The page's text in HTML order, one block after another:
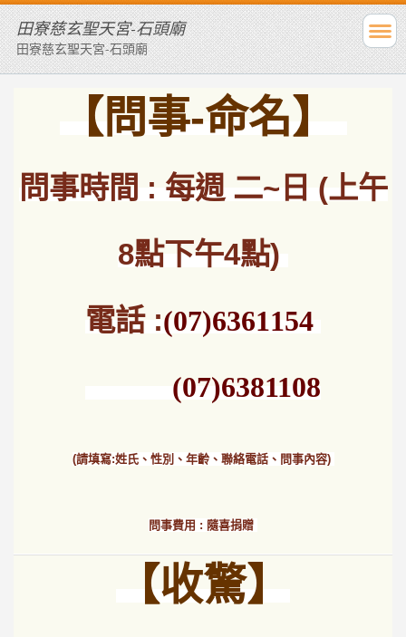
田寮慈玄聖天宮-石頭廟
田寮慈玄聖天宮-石頭廟
【問事-命名】
問事時間 : 每週 二~日 (上午
8點下午4點)
電話 :(07)6361154
(07)6381108
(請填寫:姓氏、性別、年齡、聯絡電話、問事內容)
問事費用 : 隨喜捐贈
【收驚】